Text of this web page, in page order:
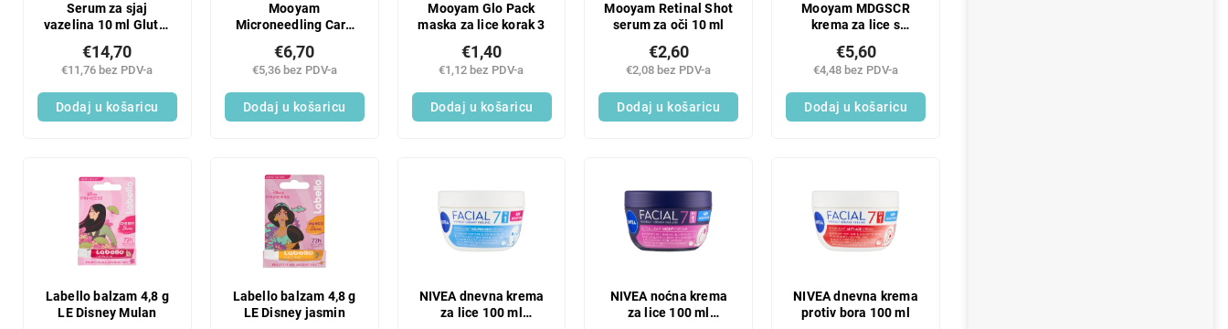
Serum za sjaj
vazelina 10 ml Gluta-
€11,76 bez PDV-a
€14,70
Dodaj u košaricu
Mooyam
Microneedling Care
€5,36 bez PDV-a
€6,70
Dodaj u košaricu
Mooyam Glo Pack
maska za lice korak 3
€1,12 bez PDV-a
€1,40
Dodaj u košaricu
Mooyam Retinal Shot
serum za oči 10 ml
€2,08 bez PDV-a
€2,60
Dodaj u košaricu
Mooyam MDGSCR
krema za lice s
€4,48 bez PDV-a
€5,60
Dodaj u košaricu
Labello balzam 4,8 g
LE Disney Mulan
Labello balzam 4,8 g
LE Disney jasmin
NIVEA dnevna krema
za lice 100 ml
NIVEA noćna krema
za lice 100 ml
NIVEA dnevna krema
protiv bora 100 ml